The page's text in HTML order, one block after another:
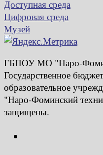
Доступная среда
Цифровая среда
Музей
ГБПОУ МО "Наро-
Государственное
образовательное
"Наро-Фоминский
защищены.